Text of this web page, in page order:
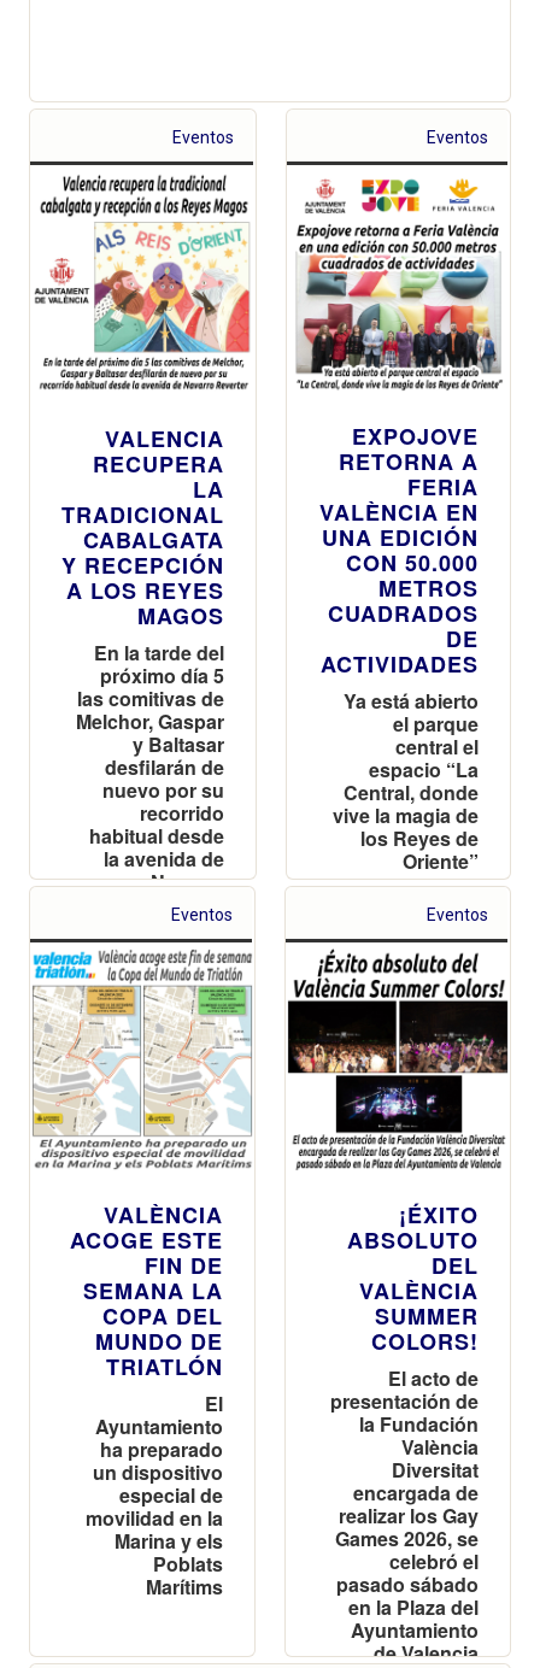
Eventos
VALENCIA
RECUPERA
LA
TRADICIONAL
CABALGATA
Y RECEPCIÓN
A LOS REYES
MAGOS
En la tarde del
próximo día 5
las comitivas de
Melchor, Gaspar
y Baltasar
desfilarán de
nuevo por su
recorrido
habitual desde
la avenida de
Navarro
Reverter
Eventos
EXPOJOVE
RETORNA A
FERIA
VALÈNCIA EN
UNA EDICIÓN
CON 50.000
METROS
CUADRADOS
DE
ACTIVIDADES
Ya está abierto
el parque
central el
espacio “La
Central, donde
vive la magia de
los Reyes de
Oriente”
Eventos
VALÈNCIA
ACOGE ESTE
FIN DE
SEMANA LA
COPA DEL
MUNDO DE
TRIATLÓN
El
Ayuntamiento
ha preparado
un dispositivo
especial de
movilidad en la
Marina y els
Poblats
Marítims
Eventos
¡ÉXITO
ABSOLUTO
DEL
VALÈNCIA
SUMMER
COLORS!
El acto de
presentación de
la Fundación
València
Diversitat
encargada de
realizar los Gay
Games 2026, se
celebró el
pasado sábado
en la Plaza del
Ayuntamiento
de Valencia